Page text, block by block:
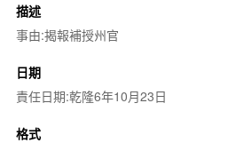
描述
事由:揭報補授州官
日期
責任日期:乾隆6年10月23日
格式